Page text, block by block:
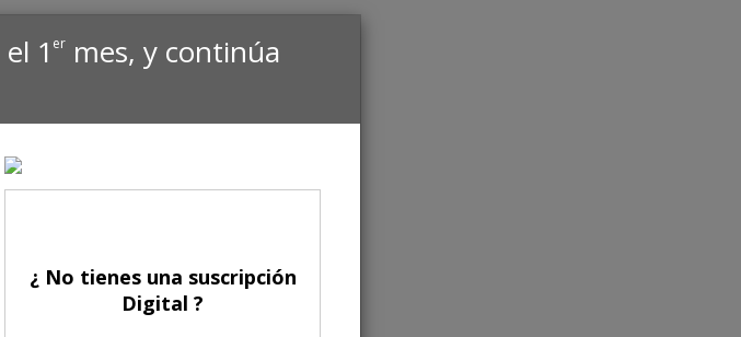
el 1er mes, y continúa
¿ No tienes una suscripción
Digital ?